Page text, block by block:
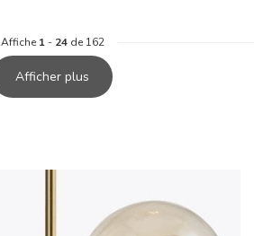
Affiche 1- 24de 162
Afficher plus